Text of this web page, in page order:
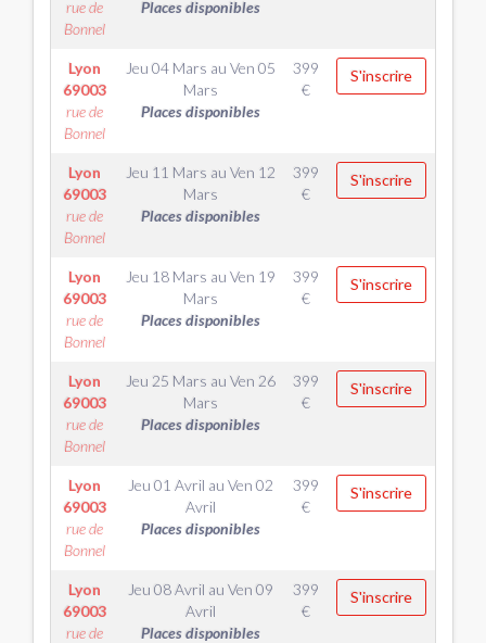
rue de
Bonnel
Places disponibles
Lyon
69003
rue de
Bonnel
Jeu 04 Mars au Ven 05
Mars
Places disponibles
399
€
S'inscrire
Lyon
69003
rue de
Bonnel
Jeu 11 Mars au Ven 12
Mars
Places disponibles
399
€
S'inscrire
Lyon
69003
rue de
Bonnel
Jeu 18 Mars au Ven 19
Mars
Places disponibles
399
€
S'inscrire
Lyon
69003
rue de
Bonnel
Jeu 25 Mars au Ven 26
Mars
Places disponibles
399
€
S'inscrire
Lyon
69003
rue de
Bonnel
Jeu 01 Avril au Ven 02
Avril
Places disponibles
399
€
S'inscrire
Lyon
69003
rue de
Jeu 08 Avril au Ven 09
Avril
Places disponibles
399
€
S'inscrire